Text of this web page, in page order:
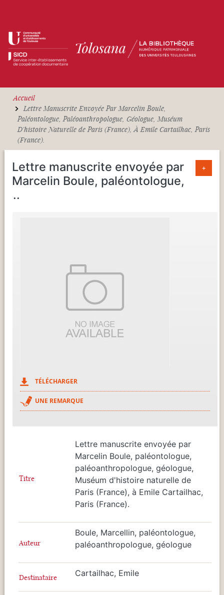
Accueil
Lettre Manuscrite Envoyée Par Marcelin Boule,
Paléontologue, Paléoanthropologue, Géologue, Muséum
D'histoire Naturelle de Paris (France), À Emile Cartailhac, Paris
(France).
Lettre manuscrite envoyée par
Marcelin Boule, paléontologue,
...
+
TÉLÉCHARGER
UNE REMARQUE
Titre
Lettre manuscrite envoyée par
Marcelin Boule, paléontologue,
paléoanthropologue, géologue,
Muséum d'histoire naturelle de
Paris (France), à Emile Cartailhac,
Paris (France).
Auteur
Boule, Marcellin, paléontologue,
paléoanthropologue, géologue
Destinataire Cartailhac, Emile